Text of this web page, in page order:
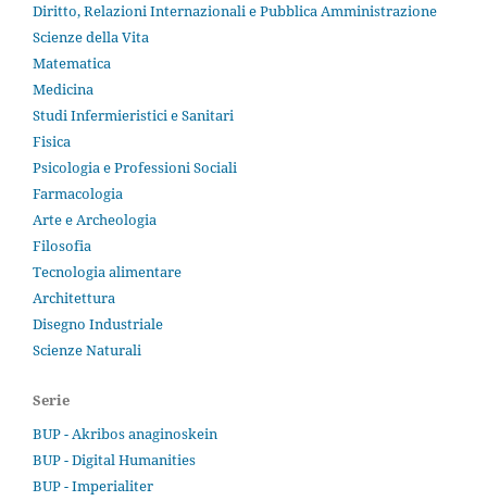
Diritto, Relazioni Internazionali e Pubblica Amministrazione
Scienze della Vita
Matematica
Medicina
Studi Infermieristici e Sanitari
Fisica
Psicologia e Professioni Sociali
Farmacologia
Arte e Archeologia
Filosofia
Tecnologia alimentare
Architettura
Disegno Industriale
Scienze Naturali
Serie
BUP - Akribos anaginoskein
BUP - Digital Humanities
BUP - Imperialiter